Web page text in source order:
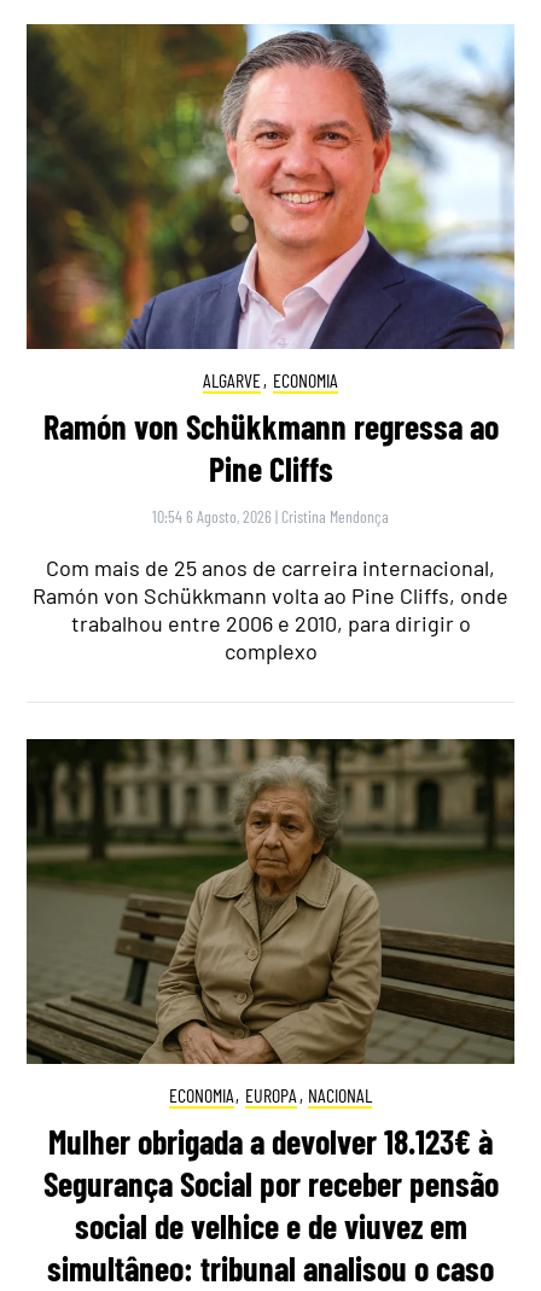
ALGARVE, ECONOMIA
Ramón von Schükkmann regressa ao
Pine Cliffs
10:54 6 Agosto, 2026 | Cristina Mendonça
Com mais de 25 anos de carreira internacional,
Ramón von Schükkmann volta ao Pine Cliffs, onde
trabalhou entre 2006 e 2010, para dirigir o
complexo
ECONOMIA, EUROPA , NACIONAL
Mulher obrigada a devolver 18.123€ à
Segurança Social por receber pensão
social de velhice e de viuvez em
simultâneo: tribunal analisou o caso